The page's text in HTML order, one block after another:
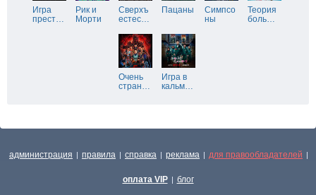
Игра
прест…
Рик и
Морти
Сверхъ
естес…
Пацаны
Симпсо
ны
Теория
боль…
Очень
стран…
Игра в
кальм…
администрация | правила | справка | реклама | для правообладателей |
оплата VIP | блог